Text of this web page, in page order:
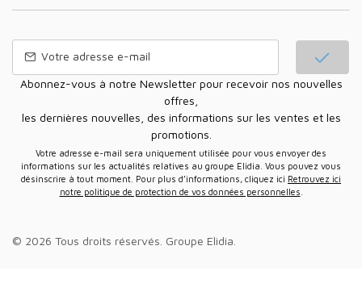
Abonnez-vous à notre Newsletter pour recevoir nos nouvelles
offres,
les dernières nouvelles, des informations sur les ventes et les
promotions.
Votre adresse e-mail sera uniquement utilisée pour vous envoyer des
informations sur les actualités relatives au groupe Elidia. Vous pouvez vous
désinscrire à tout moment. Pour plus d’informations, cliquez ici Retrouvez ici
notre politique de protection de vos données personnelles
© 2026 Tous droits réservés. Groupe Elidia